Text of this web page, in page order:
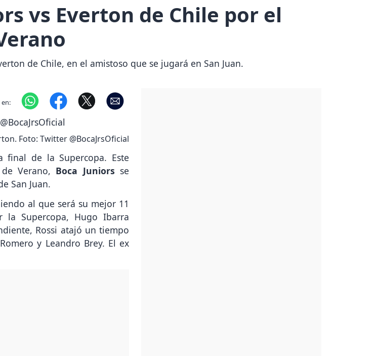
vs Everton de Chile por el
de Chile, en el amistoso que se jugará en San Juan.
Foto: Twitter @BocaJrsOficial
de la Supercopa. Este
Verano, Boca Juniors se
San Juan.
al que será su mejor 11
Supercopa, Hugo Ibarra
Rossi atajó un tiempo
y Leandro Brey. El ex